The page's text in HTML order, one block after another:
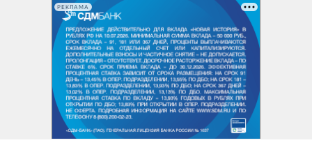
РЕКЛАМА